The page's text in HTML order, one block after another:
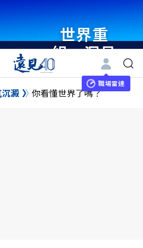
世界重
組・洞見
未來 與
世界領袖
職場雷達
澱 你看懂世界了嗎？